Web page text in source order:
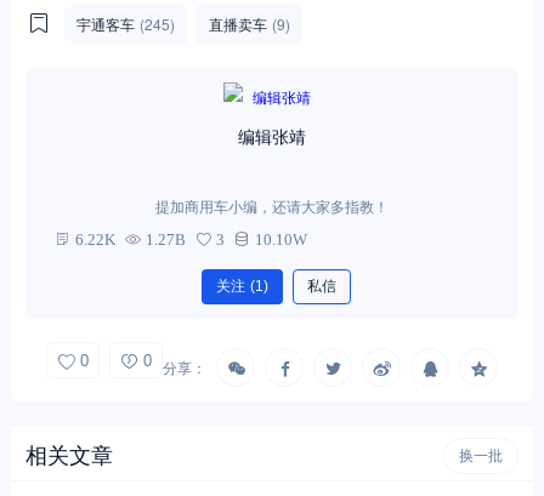
宇通客车 (245) 直播卖车 (9)
编辑张靖
提加商用车小编，还请大家多指教！
6.22K 1.27B 3 10.10W
关注 (1) 私信
0 0 分享：
相关文章 换一批